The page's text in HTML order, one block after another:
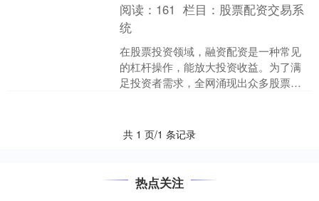
阅读： 161 栏目： 股票配资交易系
统
在股票投资领域，融资配资是一种常见
的杠杆操作，能放大投资收益。为了满
足投资者需求，全网涌现出众多股票配
共 1 页/1 条记录
热点关注